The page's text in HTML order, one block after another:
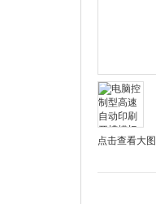
点击查看大图